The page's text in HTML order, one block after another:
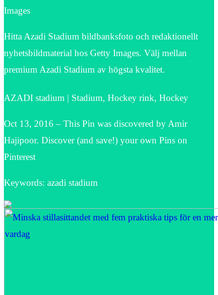
Images
Hitta Azadi Stadium bildbanksfoto och redaktionellt
nyhetsbildmaterial hos Getty Images. Välj mellan
premium Azadi Stadium av högsta kvalitet.
AZADI stadium | Stadium, Hockey rink, Hockey
Oct 13, 2016 – This Pin was discovered by Amir
Hajipoor. Discover (and save!) your own Pins on
Pinterest
Keywords: azadi stadium